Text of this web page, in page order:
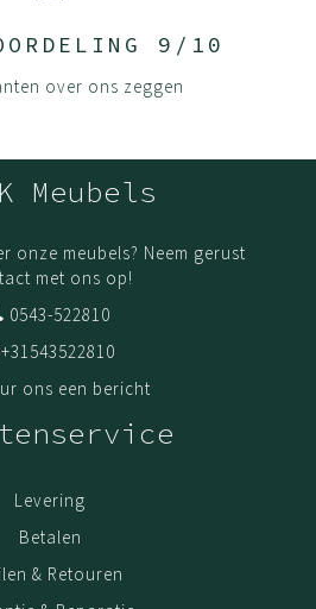
9/10
over ons zeggen
Meubels
onze meubels? Neem gerust
met ons op!
0543-522810
+31543522810
ons een bericht
Levering
Betalen
& Retouren